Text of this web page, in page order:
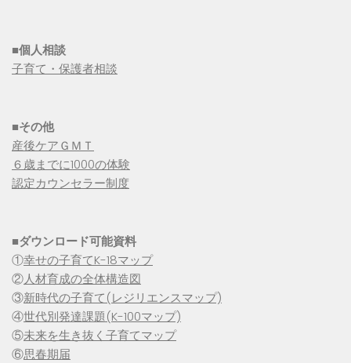
■個人相談
子育て・保護者相談
■その他
産後ケアＧＭＴ
６歳までに1000の体験
認定カウンセラー制度
■ダウンロード可能資料
①幸せの子育てK-18マップ
②人材育成の全体構造図
③新時代の子育て(レジリエンスマップ)
④世代別発達課題(K-100マップ)
⑤未来を生き抜く子育てマップ
⑥思春期届